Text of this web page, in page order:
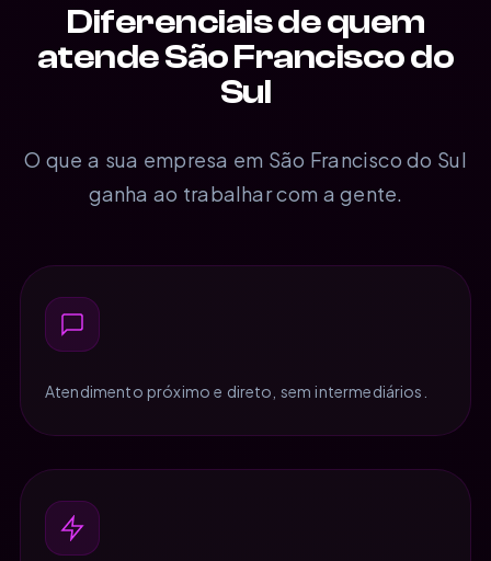
Diferenciais de quem
atende São Francisco do
Sul
O que a sua empresa em São Francisco do Sul
ganha ao trabalhar com a gente.
Atendimento próximo e direto, sem intermediários.